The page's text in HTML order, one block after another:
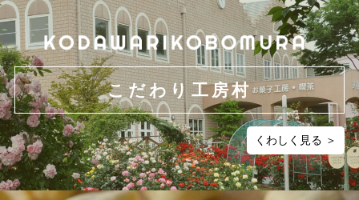
こだわり工房村
くわしく見る ＞